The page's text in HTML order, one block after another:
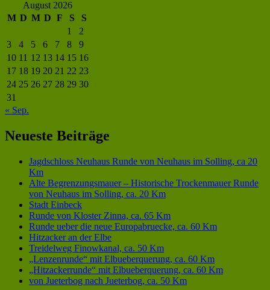
August 2026
M D M D F S
S
1
2
3
4 5 6 7 8
9
10 11 12 13 14 15 16
17 18 19 20 21 22 23
24 25 26 27 28 29 30
31
« Sep.
Neueste Beiträge
Jagdschloss Neuhaus Runde von Neuhaus im Solling, ca 20
Km
Alte Begrenzungsmauer – Historische Trockenmauer Runde
von Neuhaus im Solling, ca. 20 Km
Stadt Einbeck
Runde von Kloster Zinna, ca. 65 Km
Runde ueber die neue Europabruecke, ca. 60 Km
Hitzacker an der Elbe
Treidelweg Finowkanal, ca. 50 Km
„Lenzenrunde“ mit Elbueberquerung, ca. 60 Km
„Hitzackerrunde“ mit Elbueberquerung, ca. 60 Km
von Jueterbog nach Jueterbog, ca. 50 Km